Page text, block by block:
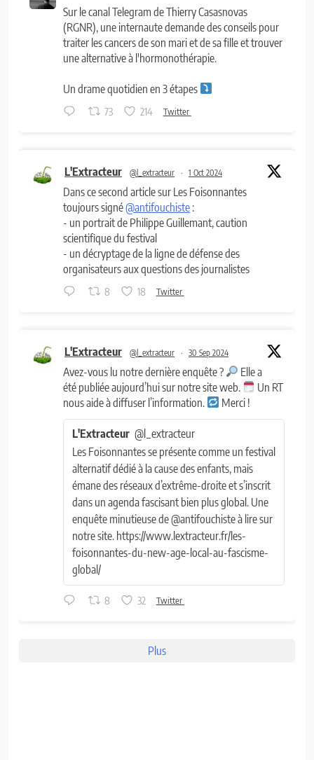
Sur le canal Telegram de Thierry Casasnovas
(RGNR), une internaute demande des conseils pour
traiter les cancers de son mari et de sa fille et trouver
une alternative à l'hormonothérapie.
Un drame quotidien en 3 étapes
73 214 Twitter
L'Extracteur @l_extracteur · 1 Oct 2024
Dans ce second article sur Les Foisonnantes
toujours signé@antifouchiste :
- un portrait de Philippe Guillemant, caution
scientifique du festival
- un décryptage de la ligne de défense des
organisateurs aux questions des journalistes
8 18 Twitter
L'Extracteur @l_extracteur · 30 Sep 2024
Avez-vous lu notre dernière enquête ?
Elle a
été publiée aujourd’hui sur notre site web.
Un RT
nous aide à diffuser l’information.
Merci !
L'Extracteur @l_extracteur
Les Foisonnantes se présente comme un festival
alternatif dédié à la cause des enfants, mais
émane des réseaux d’extrême-droite et s’inscrit
dans un agenda fascisant bien plus global. Une
enquête minutieuse de @antifouchiste à lire sur
notre site. https://www.lextracteur.fr/les-
foisonnantes-du-new-age-local-au-fascisme-
global/
8 32 Twitter
Plus